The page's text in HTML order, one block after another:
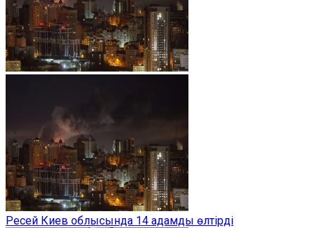
Ресей Киев облысында 14 адамды өлтірді